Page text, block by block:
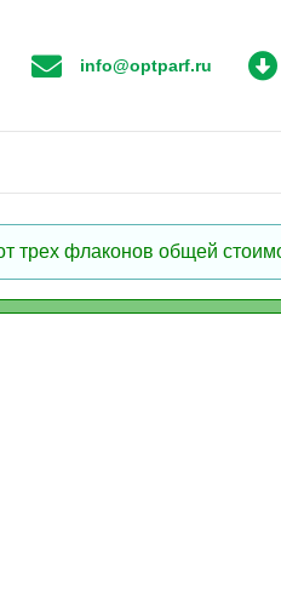
info@optparf.ru
флаконов общей